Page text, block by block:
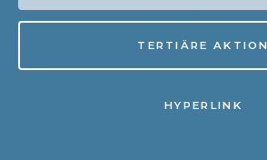
TERTIÄRE AKTION
HYPERLINK